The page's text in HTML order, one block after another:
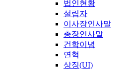
법인현황
설립자
이사장인사말
총장인사말
건학이념
연혁
상징(UI)